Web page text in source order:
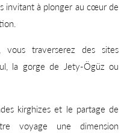
invitant à plonger au cœur de
vous traverserez des sites
la gorge de Jety-Ögüz ou
kirghizes et le partage de
voyage une dimension